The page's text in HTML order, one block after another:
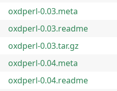
oxdperl-0.03.meta
oxdperl-0.03.readme
oxdperl-0.03.tar.gz
oxdperl-0.04.meta
oxdperl-0.04.readme